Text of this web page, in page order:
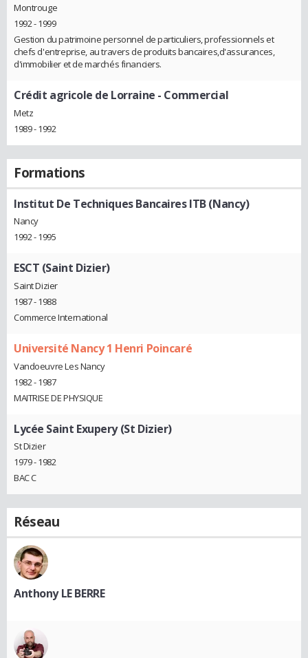
Montrouge
1992 - 1999
Gestion du patrimoine personnel de particuliers, professionnels et
chefs d'entreprise, au travers de produits bancaires,d'assurances,
d'immobilier et de marchés financiers.
Crédit agricole de Lorraine - Commercial
Metz
1989 - 1992
Formations
Institut De Techniques Bancaires ITB (Nancy)
Nancy
1992 - 1995
ESCT (Saint Dizier)
Saint Dizier
1987 - 1988
Commerce International
Université Nancy 1 Henri Poincaré
Vandoeuvre Les Nancy
1982 - 1987
MAITRISE DE PHYSIQUE
Lycée Saint Exupery (St Dizier)
St Dizier
1979 - 1982
BAC C
Réseau
Anthony LE BERRE